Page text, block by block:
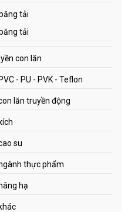
tải
tải
con lăn
- PU - PVK - Teflon
lăn truyền động
su
thực phẩm
hạ